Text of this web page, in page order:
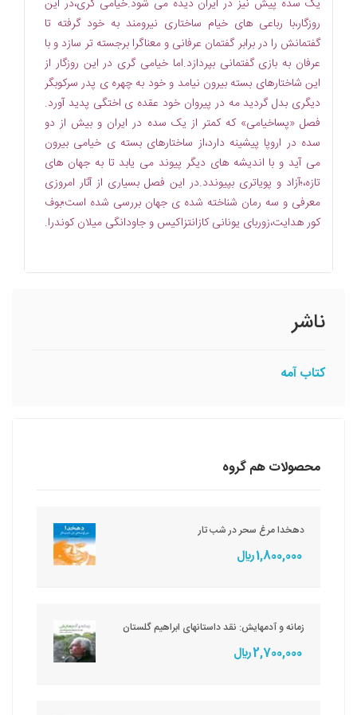
روزگار،با رباعی های خیام ساختاری نیرومند به خود گرفته تا
گفتمانش را در برابر گفتمان عرفانی و معناگرا برجسته تر سازد و با
عرفان به بازی گفتمانی بپردازد.اما خیامی گری در این روزگار از
این شاختارهای بسته بیرون نیامد و خود به چهره ی پدر سرکوبگر
دیگری بدل گردید مه در پیروان خود عقده ی اختگی پدید آورد.
فصل «پساخیامی» که کمتر از یک سده در ایران و بیش از دو
سده در اروپا پیشینه دارد،از ساختارهای بسته ی خیامی بیرون
می آید و با اندیشه های دیگر پیوند می یابد تا به جهان های
تازه،؛آزاد و پویاتری بپیوندد.در این فصل بسیاری از آثار امروزی
معرفی و سه رمان شناخته شده ی جهان بررسی شده است؛بوف
کور هدایت،زوربای یونانی کازانتزاکیس و جاودانگی میلان کوندرا.
ناشر
کتاب آمه
محصولات هم گروه
دهخدا مرغ سحر در شب تار
1,800,000 ريال
زمانه و آدمهایش: نقد داستانهای ابراهیم گلستان
2,700,000 ريال